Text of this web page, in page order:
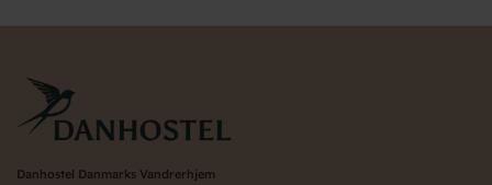
Danhostel Danmarks Vandrerhjem